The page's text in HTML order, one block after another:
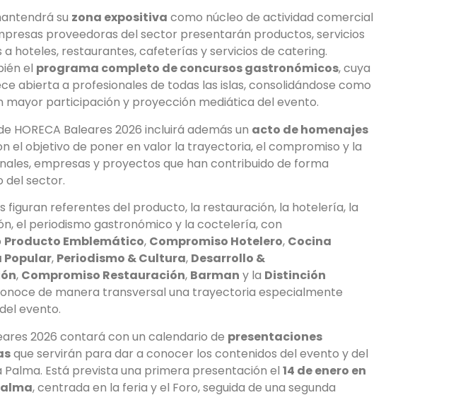
su zona expositiva como núcleo de actividad comercial
proveedoras del sector presentarán productos, servicios
a hoteles, restaurantes, cafeterías y servicios de catering.
el programa completo de concursos gastronómicos, cuya
abierta a profesionales de todas las islas, consolidándose como
mayor participación y proyección mediática del evento.
HORECA Baleares 2026 incluirá además un acto de homenajes
el objetivo de poner en valor la trayectoria, el compromiso y la
empresas y proyectos que han contribuido de forma
del sector.
figuran referentes del producto, la restauración, la hotelería, la
el periodismo gastronómico y la coctelería, con
Producto Emblemático, Compromiso Hotelero, Cocina
Popular, Periodismo & Cultura, Desarrollo &
, Compromiso Restauración, Barman y la Distinción
de manera transversal una trayectoria especialmente
evento.
2026 contará con un calendario de presentaciones
que servirán para dar a conocer los contenidos del evento y del
Palma. Está prevista una primera presentación el14 de enero en
, centrada en la feria y el Foro, seguida de una segunda